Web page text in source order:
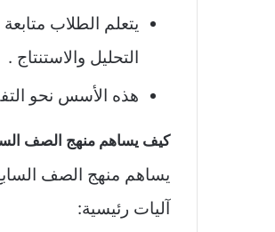
يتعلم الطلاب
التحليل والاستنتاج .
هذه الأسس نحو
كيف يساهم منهج الصف
يساهم منهج الصف
آليات رئيسية: